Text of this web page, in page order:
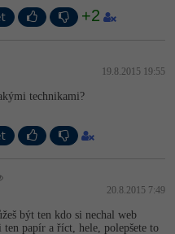
+2
19.8.2015 19:55
technikami?
20.8.2015 7:49
být ten kdo si nechal web
papír a říct, hele, polepšete to